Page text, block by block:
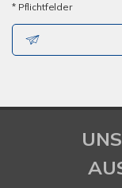
* Pflichtfelder